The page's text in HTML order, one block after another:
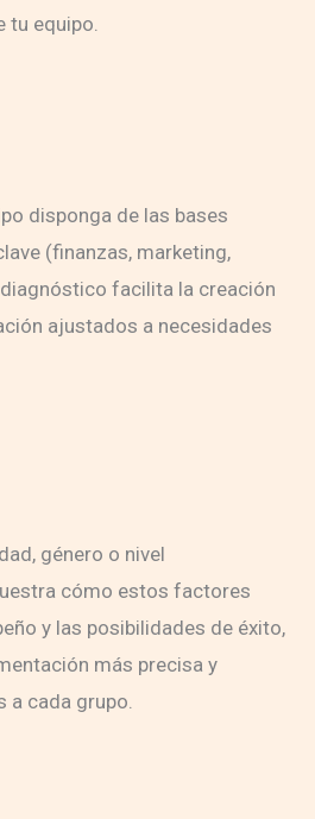
tu equipo.
disponga de las bases
(finanzas, marketing,
facilita la creación
ajustados a necesidades
género o nivel
cómo estos factores
y las posibilidades de éxito,
más precisa y
cada grupo.